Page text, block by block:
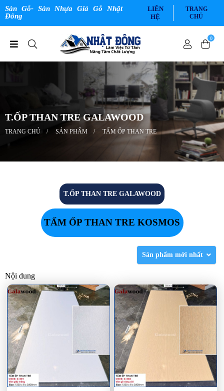
Sàn Gỗ- Sàn Nhựa Giả Gỗ Nhật
Đông
LIÊN
HỆ
TRANG
CHỦ
0
T.ỐP THAN TRE GALAWOOD
TRANG CHỦ SẢN PHẨM TẤM ỐP THAN TRE
T.ỐP THAN TRE GALAWOOD
TẤM ỐP THAN TRE KOSMOS
Sản phẩm mới nhất
Nội dung